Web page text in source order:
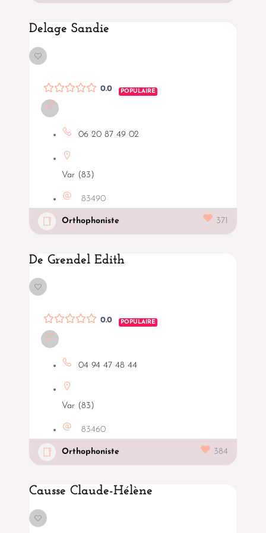
Delage Sandie
0.0 POPULAIRE
06 20 87 49 02
Var (83)
83490
Orthophoniste 371
De Grendel Edith
0.0 POPULAIRE
04 94 47 48 44
Var (83)
83460
Orthophoniste 384
Causse Claude-Hélène